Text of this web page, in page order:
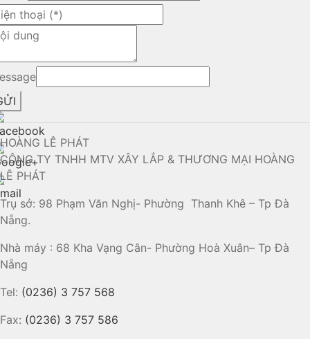
HOÀNG LÊ PHÁT
CÔNG TY TNHH MTV XÂY LẮP & THƯƠNG MẠI HOÀNG
LÊ PHÁT
Trụ sở: 98 Phạm Văn Nghị- Phường Thanh Khê – Tp Đà
Nẵng.
Nhà máy : 68 Kha Vạng Cân- Phường Hoà Xuân– Tp Đà
Nẵng
Tel: (0236) 3 757 568
Fax: (0236) 3 757 586